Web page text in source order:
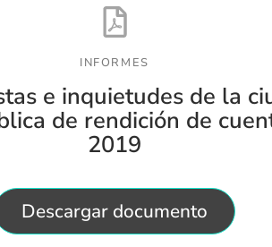
INFORMES
e inquietudes de la
de rendición de
2019
Descargar documento